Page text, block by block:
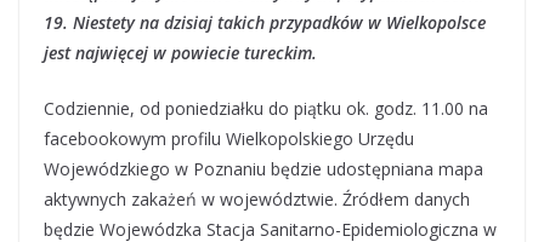
19. Niestety na dzisiaj takich przypadków w Wielkopolsce
jest najwięcej w powiecie tureckim.
Codziennie, od poniedziałku do piątku ok. godz. 11.00 na
facebookowym profilu Wielkopolskiego Urzędu
Wojewódzkiego w Poznaniu będzie udostępniana mapa
aktywnych zakażeń w województwie. Źródłem danych
będzie Wojewódzka Stacja Sanitarno-Epidemiologiczna w